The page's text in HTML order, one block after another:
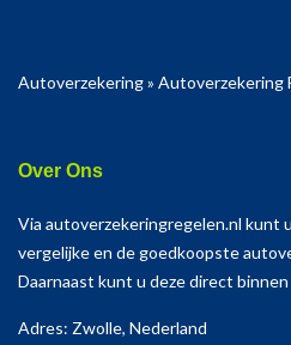
Autoverzekering» Autoverzekering
Over Ons
Via autoverzekeringregelen.nl kunt
vergelijke en de goedkoopste
Daarnaast kunt u deze direct
Adres: Zwolle, Nederland